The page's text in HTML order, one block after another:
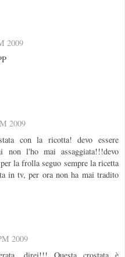
2009
2009
con la ricotta! devo essere
non l'ho mai assaggiata!!!devo
la frolla seguo sempre la ricetta
in tv, per ora non ha mai tradito
2009
direi!!! Questa crostata è